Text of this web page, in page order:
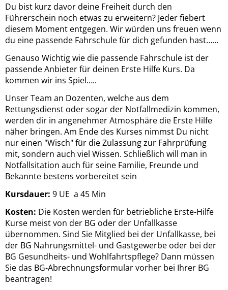
Du bist kurz davor deine Freiheit durch den
Führerschein noch etwas zu erweitern? Jeder fiebert
diesem Moment entgegen. Wir würden uns freuen wenn
du eine passende Fahrschule für dich gefunden hast……
Genauso Wichtig wie die passende Fahrschule ist der
passende Anbieter für deinen Erste Hilfe Kurs. Da
kommen wir ins Spiel…..
Unser Team an Dozenten, welche aus dem
Rettungsdienst oder sogar der Notfallmedizin kommen,
werden dir in angenehmer Atmosphäre die Erste Hilfe
näher bringen. Am Ende des Kurses nimmst Du nicht
nur einen "Wisch" für die Zulassung zur Fahrprüfung
mit, sondern auch viel Wissen. Schließlich will man in
Notfallsitation auch für seine Familie, Freunde und
Bekannte bestens vorbereitet sein
Kursdauer: 9 UE a 45 Min
Kosten: Die Kosten werden für betriebliche Erste-Hilfe
Kurse meist von der BG oder der Unfallkasse
übernommen. Sind Sie Mitglied bei der Unfallkasse, bei
der BG Nahrungsmittel- und Gastgewerbe oder bei der
BG Gesundheits- und Wohlfahrtspflege? Dann müssen
Sie das BG-Abrechnungsformular vorher bei Ihrer BG
beantragen!